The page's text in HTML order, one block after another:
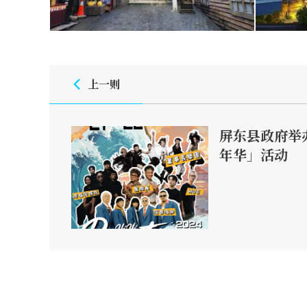
上一则
屏东县政府
年华」活动